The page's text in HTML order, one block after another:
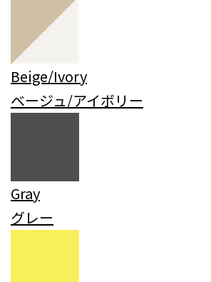
Beige/Ivory
ベージュ/アイボリー
Gray
グレー